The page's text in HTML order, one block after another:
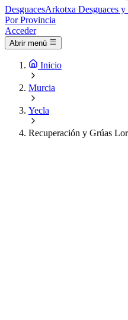
DesguacesArkotxa Desguaces y
Por Provincia
Acceder
Abrir menú
Inicio
Murcia
Yecla
Recuperación y Grúas